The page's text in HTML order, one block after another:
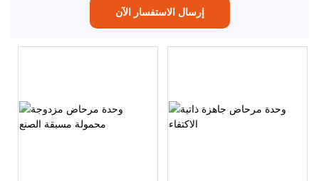
إرسال الاستفسار الآن